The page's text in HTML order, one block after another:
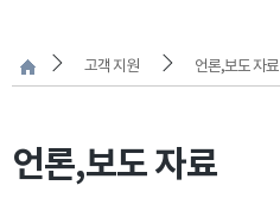
고객 지원 언론,보도 자료
언론,보도 자료